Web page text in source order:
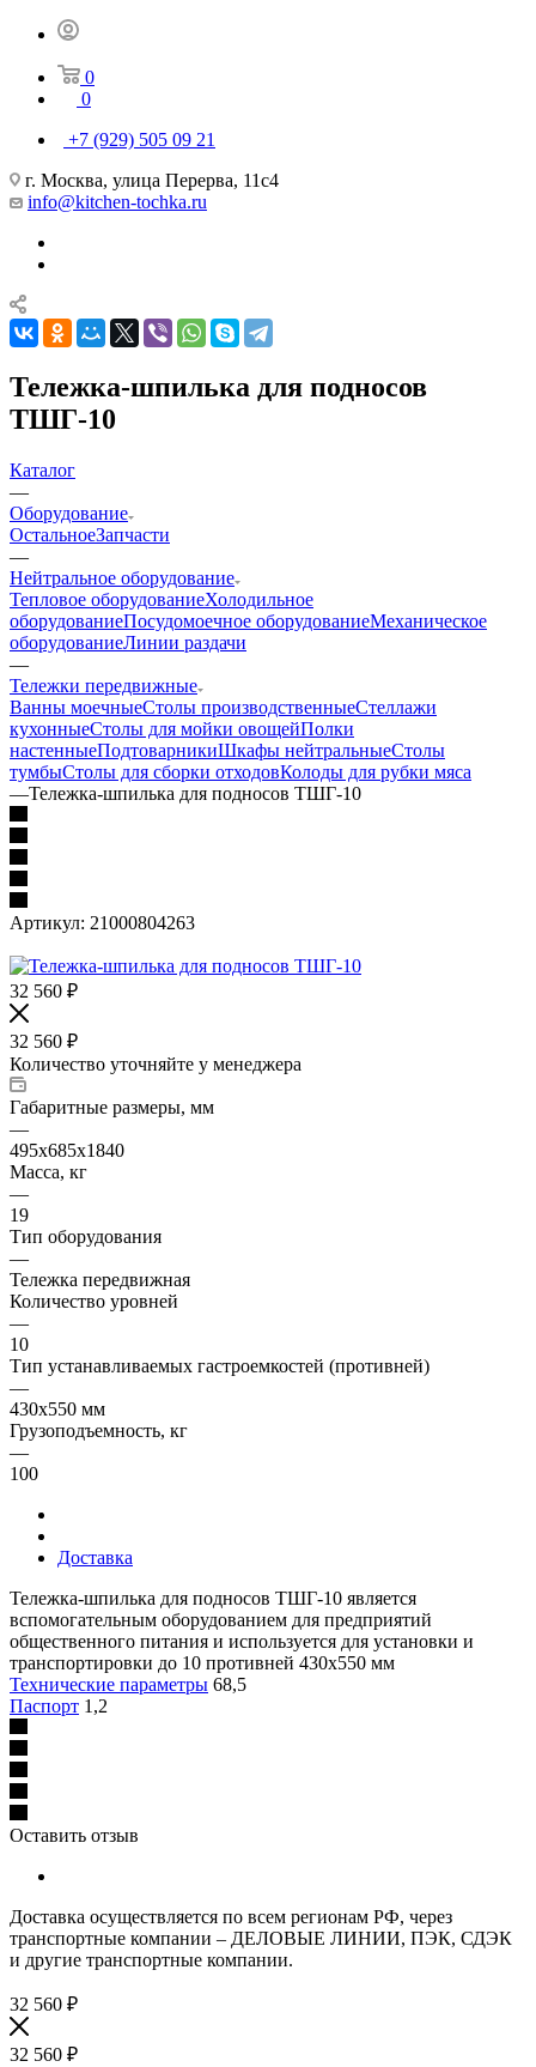
0
0
+7 (929) 505 09 21
г. Москва, улица Перерва, 11с4
info@kitchen-tochka.ru
Тележка-шпилька для подносов
ТШГ-10
Каталог
—
Оборудование
ОстальноеЗапчасти
—
Нейтральное оборудование
Тепловое оборудованиеХолодильное
оборудованиеПосудомоечное оборудованиеМеханическое
оборудованиеЛинии раздачи
—
Тележки передвижные
Ванны моечныеСтолы производственныеСтеллажи
кухонныеСтолы для мойки овощейПолки
настенныеПодтоварникиШкафы нейтральныеСтолы
тумбыСтолы для сборки отходовКолоды для рубки мяса
—Тележка-шпилька для подносов ТШГ-10
Артикул: 21000804263
32 560 ₽
32 560 ₽
Количество уточняйте у менеджера
Габаритные размеры, мм
—
495х685х1840
Масса, кг
—
19
Тип оборудования
—
Тележка передвижная
Количество уровней
—
10
Тип устанавливаемых гастроемкостей (противней)
—
430х550 мм
Грузоподъемность, кг
—
100
Доставка
Тележка-шпилька для подносов ТШГ-10 является
вспомогательным оборудованием для предприятий
общественного питания и используется для установки и
транспортировки до 10 противней 430х550 мм
Технические параметры 68,5
Паспорт 1,2
Оставить отзыв
Доставка осуществляется по всем регионам РФ, через
транспортные компании – ДЕЛОВЫЕ ЛИНИИ, ПЭК, СДЭК
и другие транспортные компании.
32 560 ₽
32 560 ₽